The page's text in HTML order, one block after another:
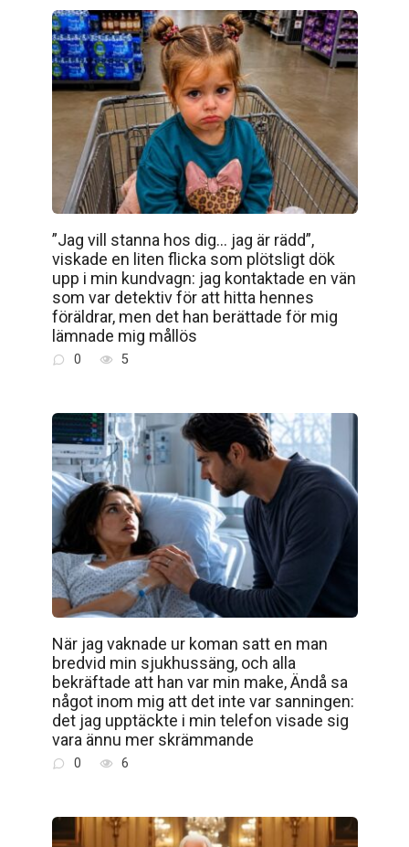
”Jag vill stanna hos dig… jag är rädd”,
viskade en liten flicka som plötsligt dök
upp i min kundvagn: jag kontaktade en vän
som var detektiv för att hitta hennes
föräldrar, men det han berättade för mig
lämnade mig mållös
0 5
När jag vaknade ur koman satt en man
bredvid min sjukhussäng, och alla
bekräftade att han var min make, Ändå sa
något inom mig att det inte var sanningen:
det jag upptäckte i min telefon visade sig
vara ännu mer skrämmande
0 6